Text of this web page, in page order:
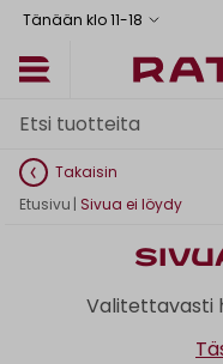
Tänään klo 11-18
Takaisin
Etusivu | Sivua ei löydy
Valitettavasti